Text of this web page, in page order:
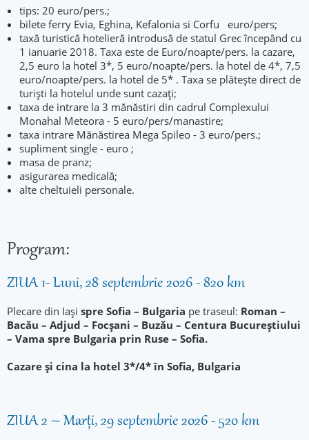
tips: 20 euro/pers.;
bilete ferry Evia, Eghina, Kefalonia si Corfu euro/pers;
taxă turistică hotelieră introdusă de statul Grec începând cu
1 ianuarie 2018. Taxa este de Euro/noapte/pers. la cazare,
2,5 euro la hotel 3*, 5 euro/noapte/pers. la hotel de 4*, 7,5
euro/noapte/pers. la hotel de 5* . Taxa se plătește direct de
turiști la hotelul unde sunt cazați;
taxa de intrare la 3 mănăstiri din cadrul Complexului
Monahal Meteora - 5 euro/pers/manastire;
taxa intrare Mănăstirea Mega Spileo - 3 euro/pers.;
supliment single - euro ;
masa de pranz;
asigurarea medicală;
alte cheltuieli personale.
Program:
ZIUA 1- Luni, 28 septembrie 2026 - 820 km
Plecare din Iași spre Sofia – Bulgaria pe traseul: Roman –
Bacău – Adjud – Focșani – Buzău – Centura Bucureștiului
– Vama spre Bulgaria prin Ruse – Sofia.
Cazare și cina la hotel 3*/4* în Sofia, Bulgaria
ZIUA 2 – Marți, 29 septembrie 2026 - 520 km